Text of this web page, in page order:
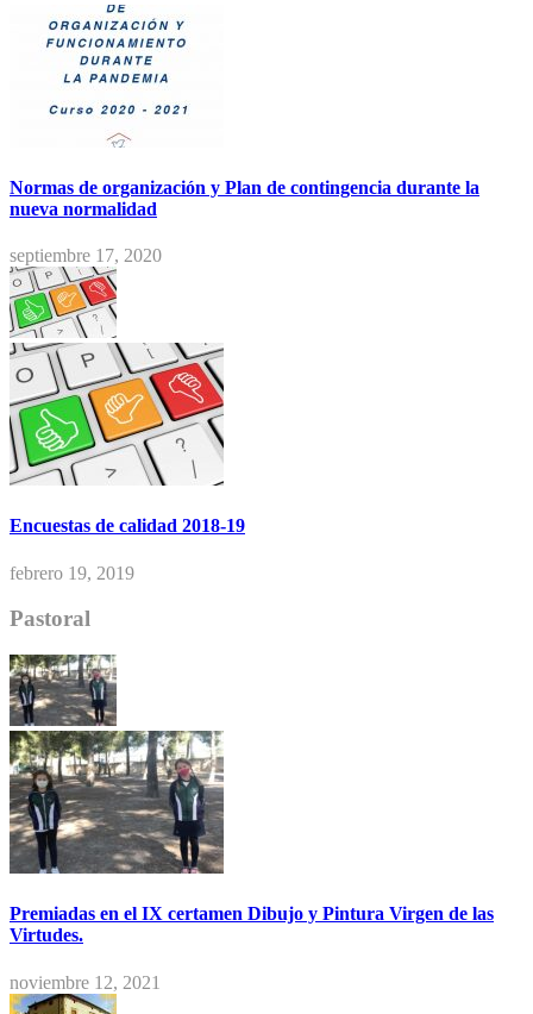
Normas de organización y Plan de contingencia durante la
nueva normalidad
septiembre 17, 2020
Encuestas de calidad 2018-19
febrero 19, 2019
Pastoral
Premiadas en el IX certamen Dibujo y Pintura Virgen de las
Virtudes.
noviembre 12, 2021